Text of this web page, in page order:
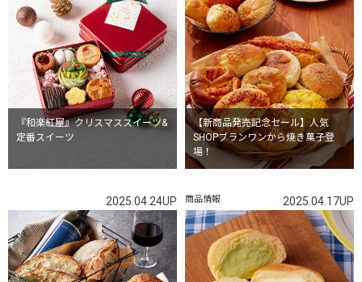
『和楽紅屋』クリスマススイーツ&
定番スイーツ
【新商品発売記念セール】人気
SHOPブランワンから焼き菓子登
場！
2025.04.24UP 商品情報 2025.04.17UP